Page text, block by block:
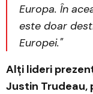
Europa. În
este doar
Europei."
Alți lideri
Justin Trudeau,